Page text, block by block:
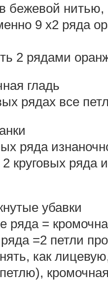
бежевой нитью,
9 x2 ряда
2 рядами
гладь
рядах все
ряда
круговых ряда
убавки
ряда =
=2 петли
как